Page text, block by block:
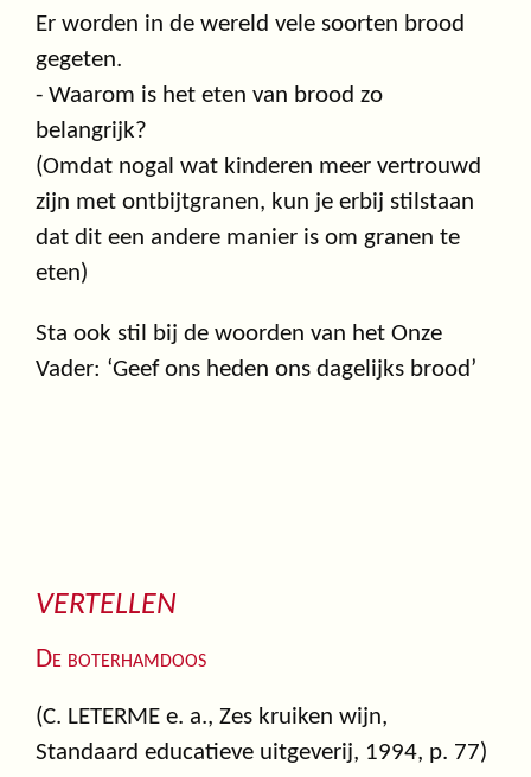
Er worden in de wereld vele soorten brood
gegeten.
- Waarom is het eten van brood zo
belangrijk?
(Omdat nogal wat kinderen meer vertrouwd
zijn met ontbijtgranen, kun je erbij stilstaan
dat dit een andere manier is om granen te
eten)
Sta ook stil bij de woorden van het Onze
Vader: ‘Geef ons heden ons dagelijks brood’
VERTELLEN
De boterhamdoos
(C. LETERME e. a., Zes kruiken wijn,
Standaard educatieve uitgeverij, 1994, p. 77)